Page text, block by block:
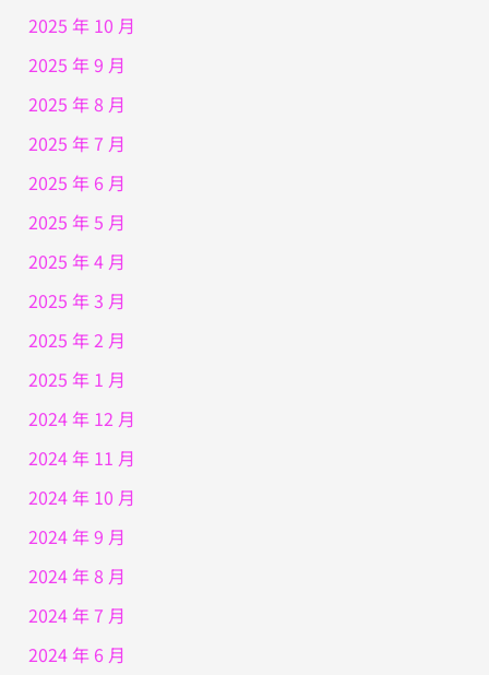
2025 年 10 月
2025 年 9 月
2025 年 8 月
2025 年 7 月
2025 年 6 月
2025 年 5 月
2025 年 4 月
2025 年 3 月
2025 年 2 月
2025 年 1 月
2024 年 12 月
2024 年 11 月
2024 年 10 月
2024 年 9 月
2024 年 8 月
2024 年 7 月
2024 年 6 月